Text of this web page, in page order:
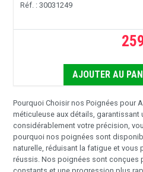
Réf. : 30031249
AJOUTER AU
Pourquoi Choisir nos Poignées pour
méticuleuse aux détails, garantissant
considérablement votre précision,
pourquoi nos poignées sont
naturelle, réduisant la fatigue et vous
réussis. Nos poignées sont conçues